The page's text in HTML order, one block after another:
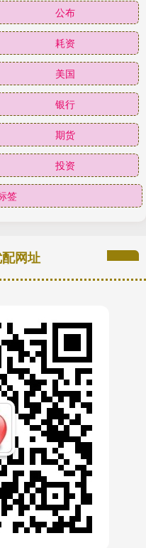
公布
耗资
美国
银行
期货
投资
签
网址